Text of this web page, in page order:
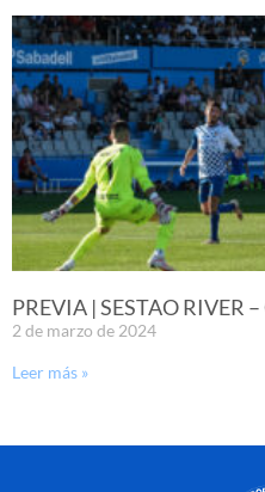
PREVIA | SESTAO RIVER
2 de marzo de 2024
Leer más »